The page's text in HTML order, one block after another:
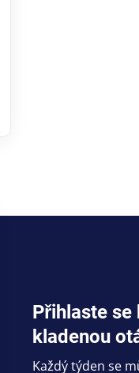
Přihlaste
kladenou
Každý týden se